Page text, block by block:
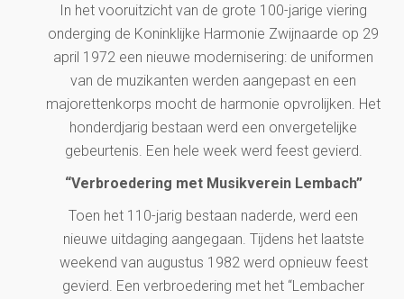
In het vooruitzicht van de grote 100-jarige viering
onderging de Koninklijke Harmonie Zwijnaarde op 29
april 1972 een nieuwe modernisering: de uniformen
van de muzikanten werden aangepast en een
majorettenkorps mocht de harmonie opvrolijken. Het
honderdjarig bestaan werd een onvergetelijke
gebeurtenis. Een hele week werd feest gevierd.
“Verbroedering met Musikverein Lembach”
Toen het 110-jarig bestaan naderde, werd een
nieuwe uitdaging aangegaan. Tijdens het laatste
weekend van augustus 1982 werd opnieuw feest
gevierd. Een verbroedering met het “Lembacher